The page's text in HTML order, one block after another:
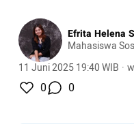
Efrita Helena
Mahasiswa
11 Juni 2025 19:40 WIB ·
0 0